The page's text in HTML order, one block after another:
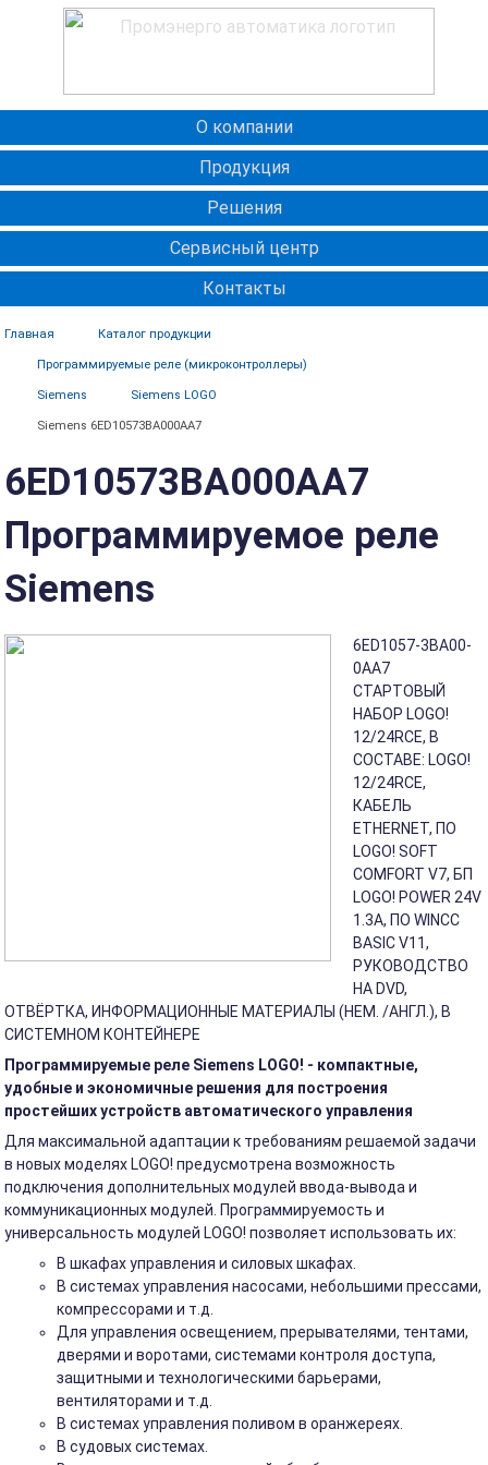
О компании
Продукция
Решения
Сервисный центр
Контакты
Главная Каталог продукции
Программируемые реле (микроконтроллеры)
Siemens Siemens LOGO
Siemens 6ED10573BA000AA7
6ED10573BA000AA7
Программируемое реле
Siemens
6ED1057-3BA00-
0AA7
СТАРТОВЫЙ
НАБОР LOGO!
12/24RCE, В
СОСТАВЕ: LOGO!
12/24RCE,
КАБЕЛЬ
ETHERNET, ПО
LOGO! SOFT
COMFORT V7, БП
LOGO! POWER 24V
1.3А, ПО WINCC
BASIC V11,
РУКОВОДСТВО
НА DVD,
ОТВЁРТКА, ИНФОРМАЦИОННЫЕ МАТЕРИАЛЫ (НЕМ. /АНГЛ.), В
СИСТЕМНОМ КОНТЕЙНЕРЕ
Программируемые реле Siemens LOGO! - компактные,
удобные и экономичные решения для построения
простейших устройств автоматического управления
Для максимальной адаптации к требованиям решаемой задачи
в новых моделях LOGO! предусмотрена возможность
подключения дополнительных модулей ввода-вывода и
коммуникационных модулей. Программируемость и
универсальность модулей LOGO! позволяет использовать их:
В шкафах управления и силовых шкафах.
В системах управления насосами, небольшими прессами,
компрессорами и т.д.
Для управления освещением, прерывателями, тентами,
дверями и воротами, системами контроля доступа,
защитными и технологическими барьерами,
вентиляторами и т.д.
В системах управления поливом в оранжереях.
В судовых системах.